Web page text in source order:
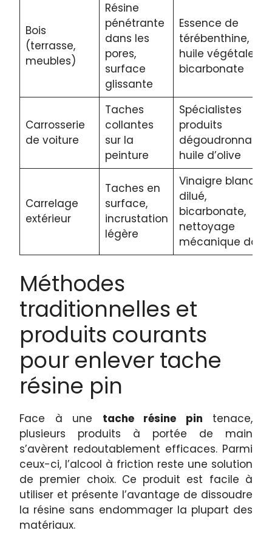
Bois
(terrasse,
meubles)
Résine
pénétrante
dans les
pores,
surface
glissante
Essence de
térébenthine,
huile végétale,
bicarbonate
Carrosserie
de voiture
Taches
collantes
sur la
peinture
Spécialistes
produits
dégoudronnants,
huile d’olive
Carrelage
extérieur
Taches en
surface,
incrustation
légère
Vinaigre blanc
dilué,
bicarbonate,
nettoyage
mécanique doux
Méthodes
traditionnelles et
produits courants
pour enlever tache
résine pin
Face à une tache résine pin tenace,
plusieurs produits à portée de main
s’avèrent redoutablement efficaces. Parmi
ceux-ci, l’alcool à friction reste une solution
de premier choix. Ce produit est facile à
utiliser et présente l’avantage de dissoudre
la résine sans endommager la plupart des
matériaux.